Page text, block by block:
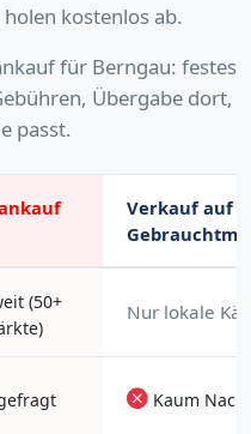
kostenlos ab.
für Berngau: festes
Übergabe dort,
passt.
Verkauf auf
(50+
Nur lokale
Kaum